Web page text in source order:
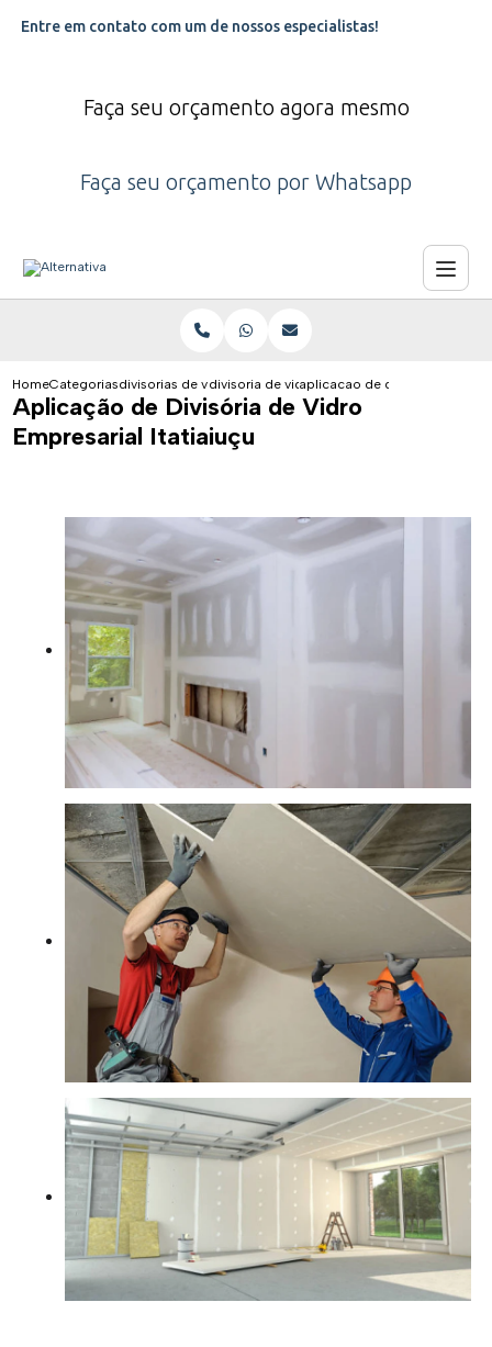
Entre em contato com um de nossos especialistas!
Faça seu orçamento agora mesmo
Faça seu orçamento por Whatsapp
HomeCategoriasdivisorias de vidrodivisoria de vidro contagem
aplicacao de divisoria de
Aplicação de Divisória de Vidro
Empresarial Itatiaiuçu